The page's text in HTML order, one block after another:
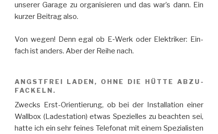
un­se­rer Ga­rage zu or­ga­ni­sie­ren und das war’s dann. Ein
kur­zer Bei­trag also.
Von we­gen! Denn egal ob E‑Werk oder Elek­tri­ker: Ein­
fach ist an­ders. Aber der Reihe nach.
ANGST­FREI LA­DEN, OHNE DIE HÜTTE AB­ZU­
FA­CKELN.
Zwecks Erst-Ori­en­tie­rung, ob bei der In­stal­la­tion ei­ner
Wall­box (La­de­sta­tion) et­was Spe­zi­el­les zu be­ach­ten sei,
hatte ich ein sehr fei­nes Te­le­fo­nat mit ei­nem Spe­zia­lis­ten